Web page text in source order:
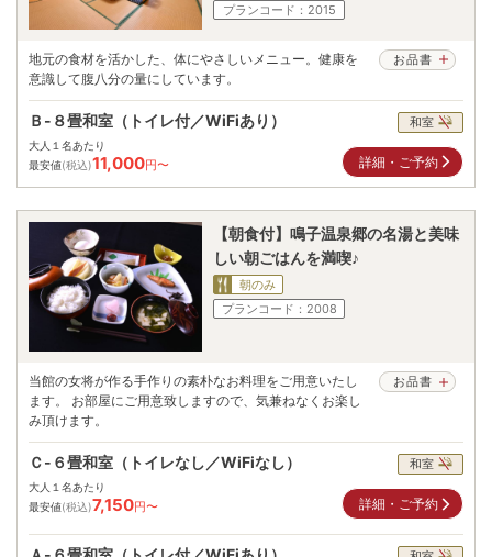
プランコード： 2015
地元の食材を活かした、体にやさしいメニュー。健康を
意識して腹八分の量にしています。
お品書
Ｂ-８畳和室（トイレ付／WiFiあり） 和室
詳細・ご予約
大人１名あたり
最安値(税込)11,000円〜
【朝食付】鳴子温泉郷の名湯と美味
しい朝ごはんを満喫♪
朝のみ
プランコード： 2008
当館の女将が作る手作りの素朴なお料理をご用意いたし
ます。 お部屋にご用意致しますので、気兼ねなくお楽し
み頂けます。
お品書
Ｃ-６畳和室（トイレなし／WiFiなし） 和室
詳細・ご予約
大人１名あたり
最安値(税込)7,150円〜